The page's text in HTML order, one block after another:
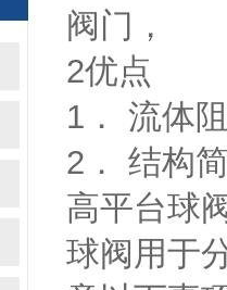
阀门，
2优点
1． 流体
2． 结构
高平台球
球阀用于